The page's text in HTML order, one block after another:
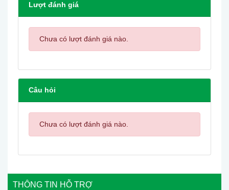
Lượt đánh giá
Chưa có lượt đánh giá nào.
Câu hỏi
Chưa có lượt đánh giá nào.
THÔNG TIN HỖ TRỢ